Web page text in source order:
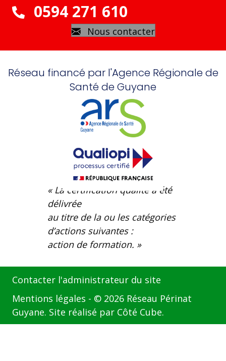
0594 271 610
Nous contacter
Réseau financé par l'Agence Régionale de
Santé de Guyane
« La certification qualité a été
délivrée
au titre de la ou les catégories
d’actions suivantes :
action de formation. »
Contacter l'administrateur du site
Mentions légales - © 2026 Réseau Périnat
Guyane. Site réalisé par Côté Cube.